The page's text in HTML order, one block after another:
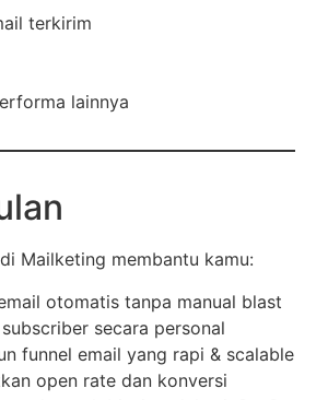
terkirim
lainnya
Mailketing membantu kamu:
otomatis tanpa manual blast
secara personal
funnel email yang rapi & scalable
open rate dan konversi